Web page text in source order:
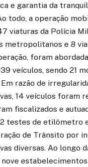
e garantia da
todo, a operação
viaturas da Polícia
metropolitanos e 8
foram
veículos, sendo 21
razão de
14 veículos foram
fiscalizados e
testes de etilômetro
de Trânsito por
diversas. Ao longo
nove